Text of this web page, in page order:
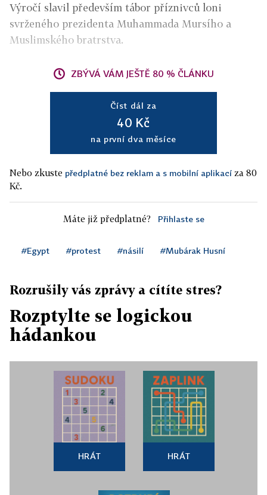
Výročí slavil především tábor příznivců loni
svrženého prezidenta Muhammada Mursího a
Muslimského bratrstva.
ZBÝVÁ VÁM JEŠTĚ 80 % ČLÁNKU
Číst dál za
40 Kč
na první dva měsíce
Nebo zkuste předplatné bez reklam a s mobilní aplikací za 80
Kč.
Máte již předplatné? Přihlaste se
#Egypt #protest #násilí #Mubárak Husní
Rozrušily vás zprávy a cítíte stres?
Rozptylte se logickou
hádankou
HRÁT HRÁT